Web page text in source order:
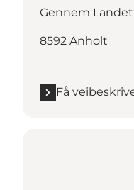
Gennem Landet
8592 Anholt
Få